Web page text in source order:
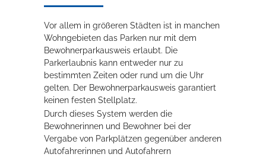
Wirtschaft
Rathaus
Service
Vor allem in größeren Städten ist in manchen
Wohngebieten das Parken nur mit dem
Bewohnerparkausweis erlaubt. Die
Parkerlaubnis kann entweder nur zu
bestimmten Zeiten oder rund um die Uhr
gelten. Der Bewohnerparkausweis garantiert
keinen festen Stellplatz.
Durch dieses System werden die
Bewohnerinnen und Bewohner bei der
Vergabe von Parkplätzen gegenüber anderen
Autofahrerinnen und Autofahrern